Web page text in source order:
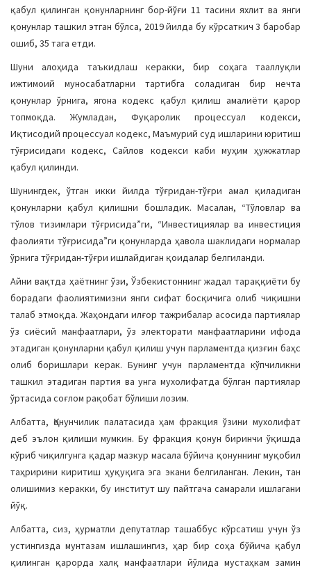
қабул қилинган қонунларнинг бор-йўғи 11 тасини яхлит ва янги
қонунлар ташкил этган бўлса, 2019 йилда бу кўрсаткич 3 баробар
ошиб, 35 тага етди.
Шуни алоҳида таъкидлаш керакки, бир соҳага тааллуқли
ижтимоий муносабатларни тартибга соладиган бир нечта
қонунлар ўрнига, ягона кодекс қабул қилиш амалиёти қарор
топмоқда. Жумладан, Фуқаролик процессуал кодекси,
Иқтисодий процессуал кодекс, Маъмурий суд ишларини юритиш
тўғрисидаги кодекс, Сайлов кодекси каби муҳим ҳужжатлар
қабул қилинди.
Шунингдек, ўтган икки йилда тўғридан-тўғри амал қиладиган
қонунларни қабул қилишни бошладик. Масалан, “Тўловлар ва
тўлов тизимлари тўғрисида”ги, “Инвестициялар ва инвестиция
фаолияти тўғрисида”ги қонунларда ҳавола шаклидаги нормалар
ўрнига тўғридан-тўғри ишлайдиган қоидалар белгиланди.
Айни вақтда ҳаётнинг ўзи, Ўзбекистоннинг жадал тараққиёти бу
борадаги фаолиятимизни янги сифат босқичига олиб чиқишни
талаб этмоқда. Жаҳондаги илғор тажрибалар асосида партиялар
ўз сиёсий манфаатлари, ўз электорати манфаатларини ифода
этадиган қонунларни қабул қилиш учун парламентда қизғин баҳс
олиб боришлари керак. Бунинг учун парламентда кўпчиликни
ташкил этадиган партия ва унга мухолифатда бўлган партиялар
ўртасида соғлом рақобат бўлиши лозим.
Албатта, Қонунчилик палатасида ҳам фракция ўзини мухолифат
деб эълон қилиши мумкин. Бу фракция қонун биринчи ўқишда
кўриб чиқилгунга қадар мазкур масала бўйича қонуннинг муқобил
таҳририни киритиш ҳуқуқига эга экани белгиланган. Лекин, тан
олишимиз керакки, бу институт шу пайтгача самарали ишлагани
йўқ.
Албатта, сиз, ҳурматли депутатлар ташаббус кўрсатиш учун ўз
устингизда мунтазам ишлашингиз, ҳар бир соҳа бўйича қабул
қилинган қарорда халқ манфаатлари йўлида мустаҳкам замин